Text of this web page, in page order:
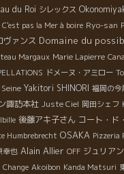
du Roi シレックス
C'est pas la Mer à boire Ryo-san
ヴァンス Domaine du
Margaux Marie Lapierre
ドメーヌ・アミロー
Seine Yakitori SHINORI 福岡の今
諏訪本社 Juste Ciel 岡田シェフ
後藤アキ子さん コート・ド
Humbrebrecht OSAKA Pizzeria
幸也 Alain Allier OFF ジュリア
Akoibon Kanda Matsuri